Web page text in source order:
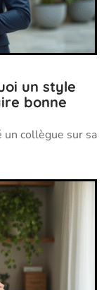
un style
bonne
un collègue sur sa